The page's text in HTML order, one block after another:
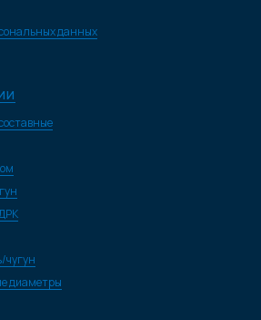
данных
диаметры